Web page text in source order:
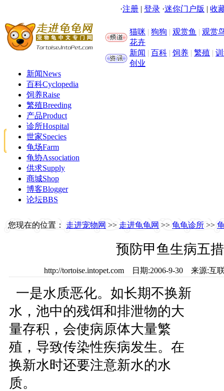
·注册 | 登录 ·迷你门户版 | 收
猫咪 | 狗狗 | 观赏鱼 | 观赏
花卉
新闻 | 百科 | 饲养 | 繁殖 |
创业
新闻News
百科Cyclopedia
饲养Raise
繁殖Breeding
产品Product
诊所Hospital
世家Species
龟场Farm
龟协Association
供求Supply
商城Shop
博客Blogger
论坛BBS
您现在的位置： 走进宠物网 >> 走进龟龟网 >> 龟龟诊所 >>
预防甲鱼生病五
http://tortoise.intopet.com 日期:2006-9-30 来源:
一是水质恶化。如长期不换新
水，池中的残饵和排泄物的大
量存积，会使病原体大量繁
殖，导致传染性疾病发生。在
换新水时还要注意新水的水
质。